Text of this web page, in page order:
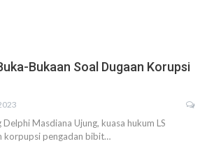
Bukaan Soal Dugaan Korupsi
Masdiana Ujung, kuasa hukum LS
korpupsi pengadan bibit…